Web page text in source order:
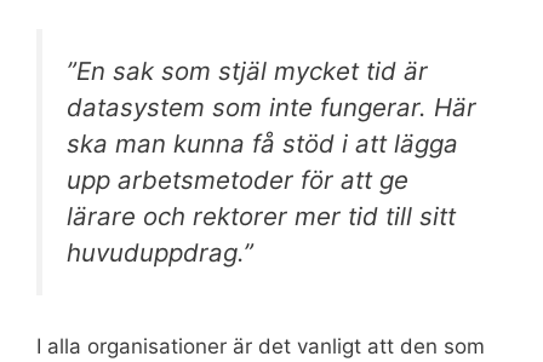
”En sak som stjäl mycket tid är
datasystem som inte fungerar. Här
ska man kunna få stöd i att lägga
upp arbetsmetoder för att ge
lärare och rektorer mer tid till sitt
huvuduppdrag.”
I alla organisationer är det vanligt att den som